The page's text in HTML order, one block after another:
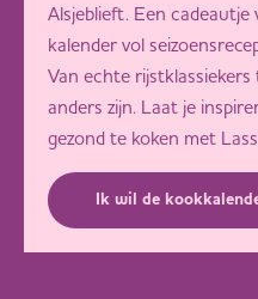
Alsjeblieft. Een cadeautje
kalender vol
Van echte
anders zijn. Laat je
gezond te koken met
Ik wil de